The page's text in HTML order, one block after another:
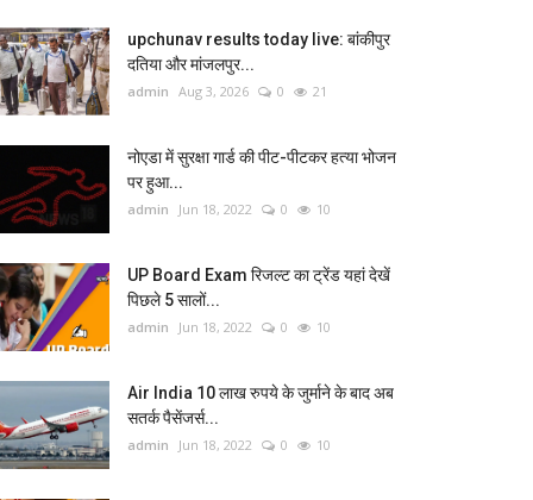
upchunav results today live: बांकीपुर
दतिया और मांजलपुर...
admin Aug 3, 2026 0 21
नोएडा में सुरक्षा गार्ड की पीट-पीटकर हत्या भोजन
पर हुआ...
admin Jun 18, 2022 0 10
UP Board Exam रिजल्ट का ट्रेंड यहां देखें
पिछले 5 सालों...
admin Jun 18, 2022 0 10
Air India 10 लाख रुपये के जुर्माने के बाद अब
सतर्क पैसेंजर्स...
admin Jun 18, 2022 0 10